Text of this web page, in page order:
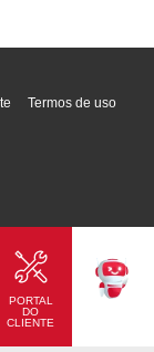
PORTAL
DO
CLIENTE
Termos de uso
reservados.